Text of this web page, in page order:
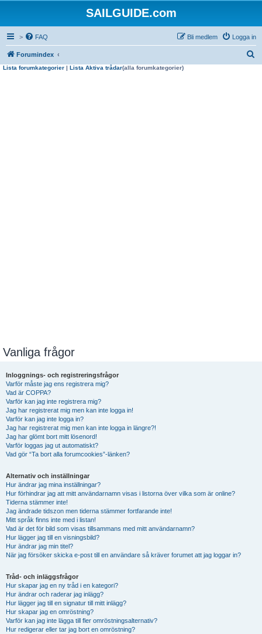
SAILGUIDE.com
> FAQ Logga in
Bli medlem
Forumindex
Lista forumkategorier | Lista Aktiva trådar(alla forumkategorier)
Vanliga frågor
Inloggnings- och registreringsfrågor
Varför måste jag ens registrera mig?
Vad är COPPA?
Varför kan jag inte registrera mig?
Jag har registrerat mig men kan inte logga in!
Varför kan jag inte logga in?
Jag har registrerat mig men kan inte logga in längre?!
Jag har glömt bort mitt lösenord!
Varför loggas jag ut automatiskt?
Vad gör “Ta bort alla forumcookies”-länken?
Alternativ och inställningar
Hur ändrar jag mina inställningar?
Hur förhindrar jag att mitt användarnamn visas i listorna över vilka som är online?
Tiderna stämmer inte!
Jag ändrade tidszon men tiderna stämmer fortfarande inte!
Mitt språk finns inte med i listan!
Vad är det för bild som visas tillsammans med mitt användarnamn?
Hur lägger jag till en visningsbild?
Hur ändrar jag min titel?
När jag försöker skicka e-post till en användare så kräver forumet att jag loggar in?
Tråd- och inläggsfrågor
Hur skapar jag en ny tråd i en kategori?
Hur ändrar och raderar jag inlägg?
Hur lägger jag till en signatur till mitt inlägg?
Hur skapar jag en omröstning?
Varför kan jag inte lägga till fler omröstningsalternativ?
Hur redigerar eller tar jag bort en omröstning?